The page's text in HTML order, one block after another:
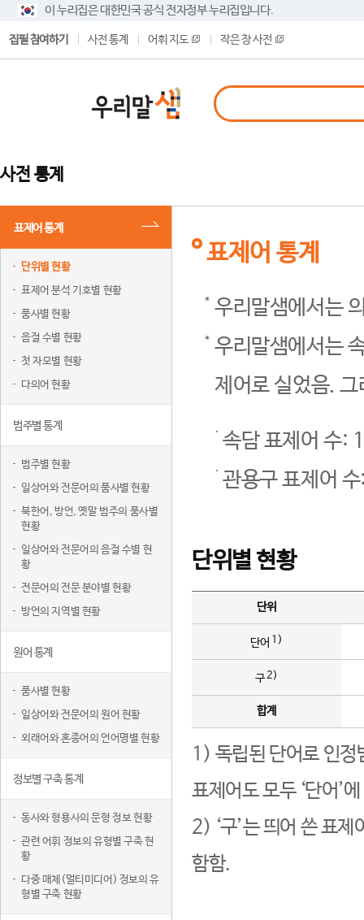
이 누리집은 대한민국 공식 전자정부 누리집입니다.
집필 참여하기 사전 통계 어휘 지도 작은 창 사전
사전 통계
표제어 통계
단위별 현황
표제어 분석 기호별 현황
품사별 현황
음절 수별 현황
첫 자모별 현황
다의어 현황
범주별 통계
범주별 현황
일상어와 전문어의 품사별 현황
북한어, 방언, 옛말 범주의 품사별
현황
일상어와 전문어의 음절 수별 현
황
전문어의 전문 분야별 현황
방언의 지역별 현황
원어 통계
품사별 현황
일상어와 전문어의 원어 현황
외래어와 혼종어의 언어명별 현황
정보별 구축 통계
동사와 형용사의 문형 정보 현황
관련 어휘 정보의 유형별 구축 현
황
다중 매체(멀티미디어) 정보의 유
형별 구축 현황
표제어 통계
우리말샘에서는
우리말샘에서는
제어로 실었음.
속담 표제어 수:
관용구 표제어
단위별 현황
단위
단어 1)
구2)
합계
1) 독립된 단어로 인정
표제어도 모두 ‘단어’
2) ‘구’는 띄어 쓴 표
함함.